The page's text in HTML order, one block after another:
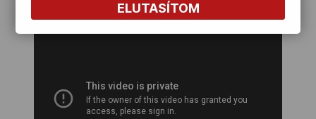
ELUTASÍTOM